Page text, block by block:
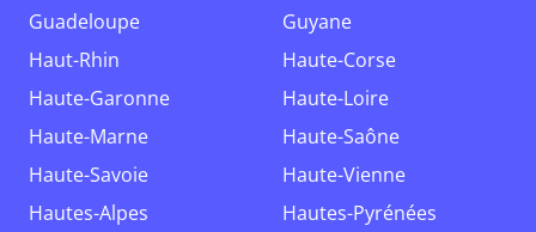
Guadeloupe
Guyane
Haut-Rhin
Haute-Corse
Haute-Garonne
Haute-Loire
Haute-Marne
Haute-Saône
Haute-Savoie
Haute-Vienne
Hautes-Alpes
Hautes-Pyrénées